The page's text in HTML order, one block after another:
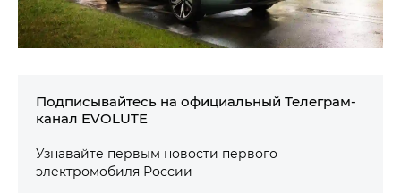
Подписывайтесь на официальный Телеграм-
канал EVOLUTE
Узнавайте первым новости первого
электромобиля России